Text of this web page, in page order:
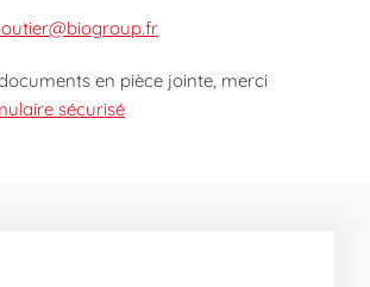
en pièce jointe, merci
sécurisé